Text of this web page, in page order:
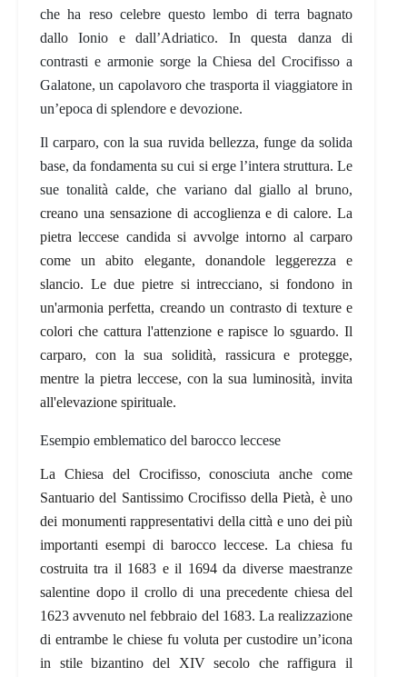
che ha reso celebre questo lembo di terra bagnato
dallo Ionio e dall’Adriatico. In questa danza di
contrasti e armonie sorge laChiesa del Crocifisso a
Galatone, un capolavoro che trasporta il viaggiatore in
un’epoca di splendore e devozione.
Il carparo, con la sua ruvida bellezza, funge da solida
base, da fondamenta su cui si erge l’intera struttura. Le
sue tonalità calde, che variano dal giallo al bruno,
creano una sensazione di accoglienza e di calore. La
pietra leccese candida si avvolge intorno al carparo
come un abito elegante, donandole leggerezza e
slancio. Le due pietre si intrecciano, si fondono in
un'armonia perfetta, creando un contrasto di texture e
colori che cattura l'attenzione e rapisce lo sguardo. Il
carparo, con la sua solidità, rassicura e protegge,
mentre la pietra leccese, con la sua luminosità, invita
all'elevazione spirituale.
Esempio emblematico del barocco leccese
La Chiesa del Crocifisso, conosciuta anche come
Santuario del Santissimo Crocifisso della Pietà, è uno
dei monumenti rappresentativi della città e uno dei più
importanti esempi di barocco leccese. La chiesa fu
costruita tra il 1683 e il 1694da diverse maestranze
salentine dopo il crollo di una precedente chiesa del
1623 avvenuto nel febbraio del 1683. La realizzazione
di entrambe le chiese fu voluta per custodire un’icona
in stile bizantino del XIV secolo che raffigura il